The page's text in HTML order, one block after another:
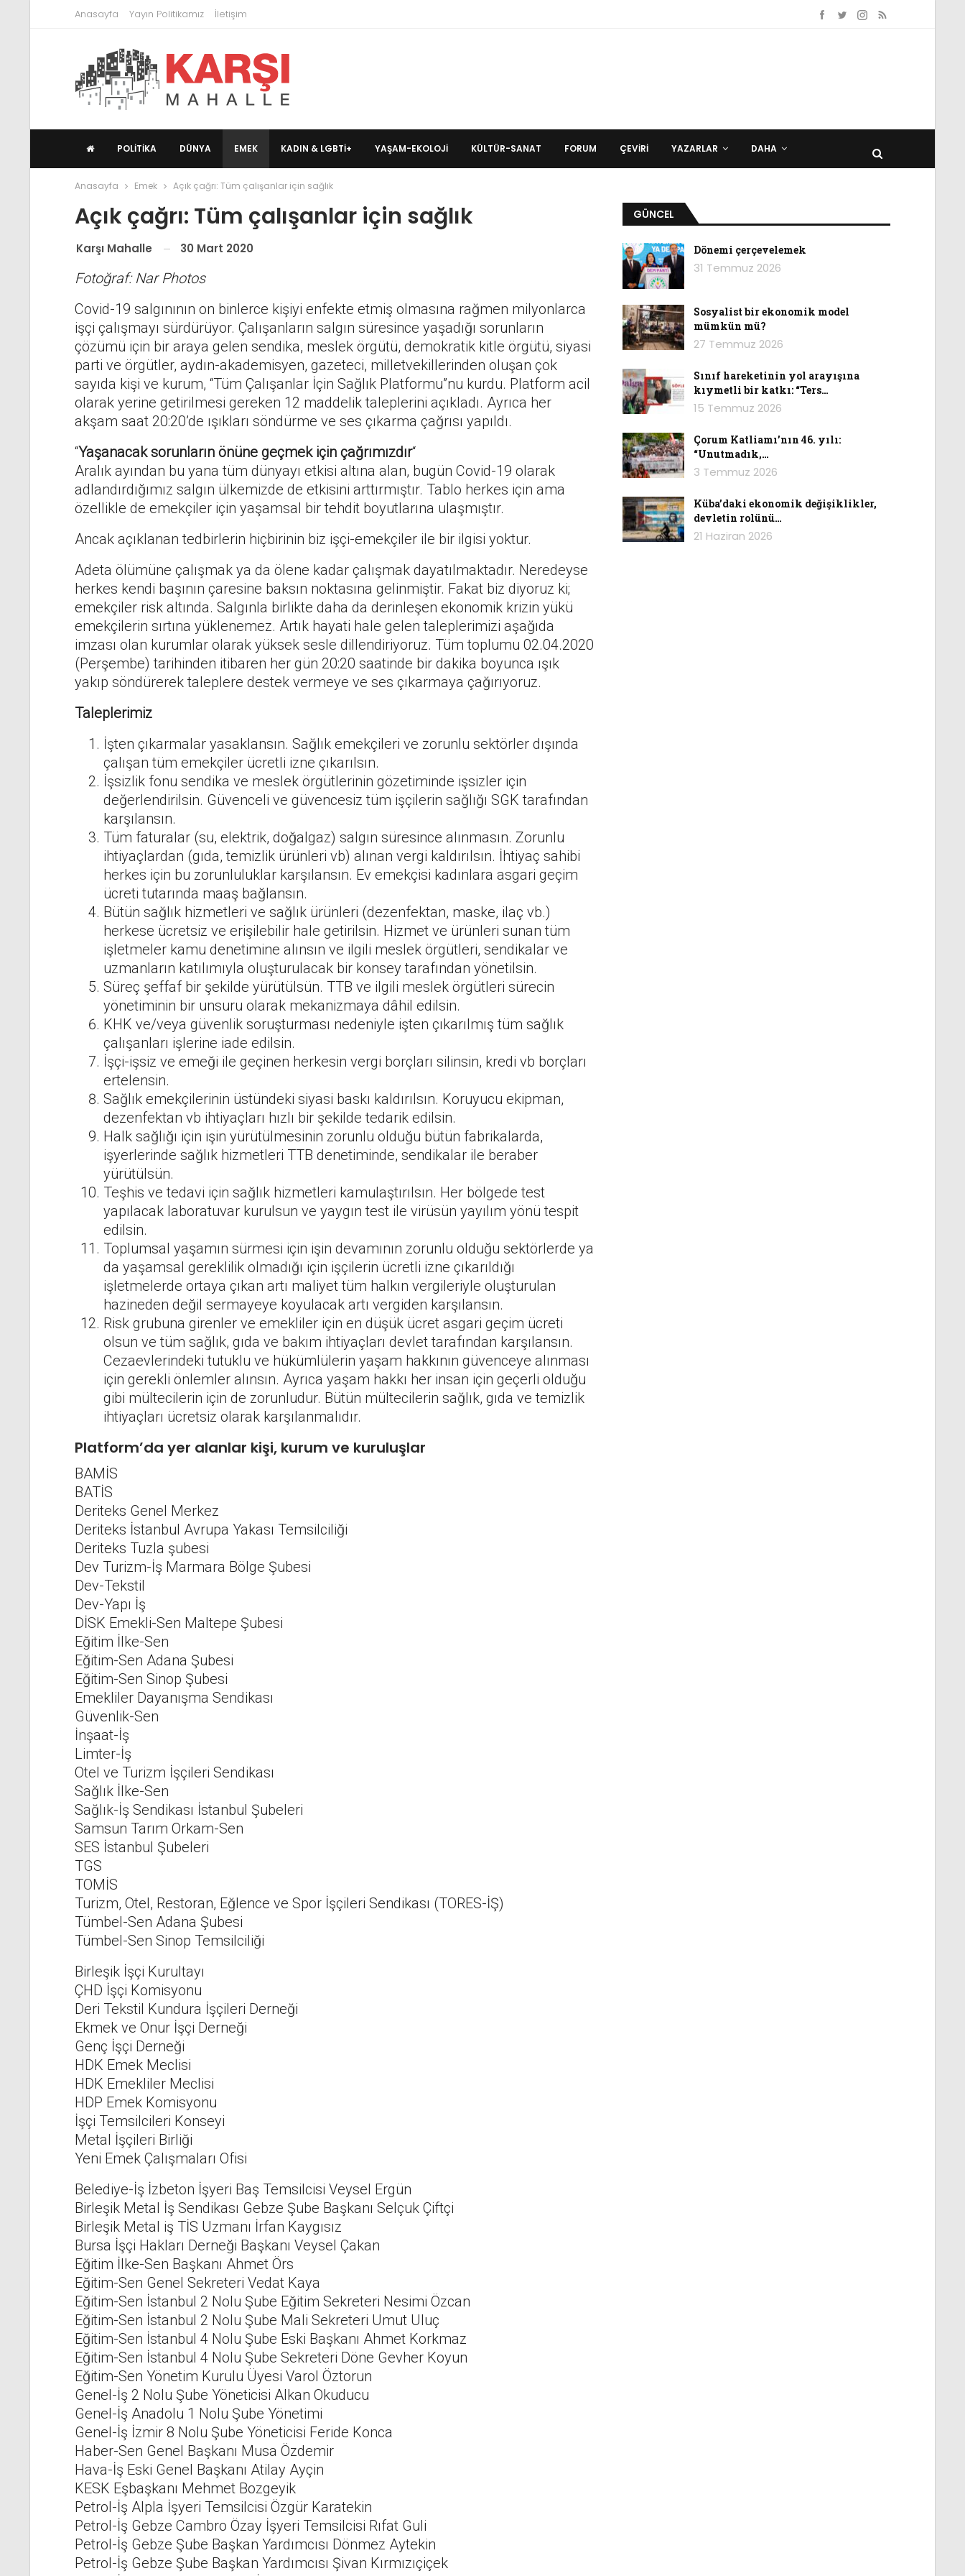
Anasayfa Yayın Politikamız İletişim
POLITIKA DÜNYA EMEK KADIN & LGBTİ+ YAŞAM-EKOLOJI KÜLTÜR-SANAT FORUM ÇEVIRI YAZARLAR DAHA
Anasayfa Emek Açık çağrı: Tüm çalışanlar için sağlık
Açık çağrı: Tüm çalışanlar için sağlık
Karşı Mahalle 30 Mart 2020
Fotoğraf: Nar Photos
Covid-19 salgınının on binlerce kişiyi enfekte etmiş olmasına rağmen milyonlarca
işçi çalışmayı sürdürüyor. Çalışanların salgın süresince yaşadığı sorunların
çözümü için bir araya gelen sendika, meslek örgütü, demokratik kitle örgütü, siyasi
parti ve örgütler, aydın-akademisyen, gazeteci, milletvekillerinden oluşan çok
sayıda kişi ve kurum, “Tüm Çalışanlar İçin Sağlık Platformu”nu kurdu. Platform acil
olarak yerine getirilmesi gereken 12 maddelik taleplerini açıkladı. Ayrıca her
akşam saat 20:20’de ışıkları söndürme ve ses çıkarma çağrısı yapıldı.
“Yaşanacak sorunların önüne geçmek için çağrımızdır“
Aralık ayından bu yana tüm dünyayı etkisi altına alan, bugün Covid-19 olarak
adlandırdığımız salgın ülkemizde de etkisini arttırmıştır. Tablo herkes için ama
özellikle de emekçiler için yaşamsal bir tehdit boyutlarına ulaşmıştır.
Ancak açıklanan tedbirlerin hiçbirinin biz işçi-emekçiler ile bir ilgisi yoktur.
Adeta ölümüne çalışmak ya da ölene kadar çalışmak dayatılmaktadır. Neredeyse
herkes kendi başının çaresine baksın noktasına gelinmiştir. Fakat biz diyoruz ki;
emekçiler risk altında. Salgınla birlikte daha da derinleşen ekonomik krizin yükü
emekçilerin sırtına yüklenemez. Artık hayati hale gelen taleplerimizi aşağıda
imzası olan kurumlar olarak yüksek sesle dillendiriyoruz. Tüm toplumu 02.04.2020
(Perşembe) tarihinden itibaren her gün 20:20 saatinde bir dakika boyunca ışık
yakıp söndürerek taleplere destek vermeye ve ses çıkarmaya çağırıyoruz.
Taleplerimiz
İşten çıkarmalar yasaklansın. Sağlık emekçileri ve zorunlu sektörler dışında
çalışan tüm emekçiler ücretli izne çıkarılsın.
İşsizlik fonu sendika ve meslek örgütlerinin gözetiminde işsizler için
değerlendirilsin. Güvenceli ve güvencesiz tüm işçilerin sağlığı SGK tarafından
karşılansın.
Tüm faturalar (su, elektrik, doğalgaz) salgın süresince alınmasın. Zorunlu
ihtiyaçlardan (gıda, temizlik ürünleri vb) alınan vergi kaldırılsın. İhtiyaç sahibi
herkes için bu zorunluluklar karşılansın. Ev emekçisi kadınlara asgari geçim
ücreti tutarında maaş bağlansın.
Bütün sağlık hizmetleri ve sağlık ürünleri (dezenfektan, maske, ilaç vb.)
herkese ücretsiz ve erişilebilir hale getirilsin. Hizmet ve ürünleri sunan tüm
işletmeler kamu denetimine alınsın ve ilgili meslek örgütleri, sendikalar ve
uzmanların katılımıyla oluşturulacak bir konsey tarafından yönetilsin.
Süreç şeffaf bir şekilde yürütülsün. TTB ve ilgili meslek örgütleri sürecin
yönetiminin bir unsuru olarak mekanizmaya dâhil edilsin.
KHK ve/veya güvenlik soruşturması nedeniyle işten çıkarılmış tüm sağlık
çalışanları işlerine iade edilsin.
İşçi-işsiz ve emeği ile geçinen herkesin vergi borçları silinsin, kredi vb borçları
ertelensin.
Sağlık emekçilerinin üstündeki siyasi baskı kaldırılsın. Koruyucu ekipman,
dezenfektan vb ihtiyaçları hızlı bir şekilde tedarik edilsin.
Halk sağlığı için işin yürütülmesinin zorunlu olduğu bütün fabrikalarda,
işyerlerinde sağlık hizmetleri TTB denetiminde, sendikalar ile beraber
yürütülsün.
Teşhis ve tedavi için sağlık hizmetleri kamulaştırılsın. Her bölgede test
yapılacak laboratuvar kurulsun ve yaygın test ile virüsün yayılım yönü tespit
edilsin.
Toplumsal yaşamın sürmesi için işin devamının zorunlu olduğu sektörlerde ya
da yaşamsal gereklilik olmadığı için işçilerin ücretli izne çıkarıldığı
işletmelerde ortaya çıkan artı maliyet tüm halkın vergileriyle oluşturulan
hazineden değil sermayeye koyulacak artı vergiden karşılansın.
Risk grubuna girenler ve emekliler için en düşük ücret asgari geçim ücreti
olsun ve tüm sağlık, gıda ve bakım ihtiyaçları devlet tarafından karşılansın.
Cezaevlerindeki tutuklu ve hükümlülerin yaşam hakkının güvenceye alınması
için gerekli önlemler alınsın. Ayrıca yaşam hakkı her insan için geçerli olduğu
gibi mültecilerin için de zorunludur. Bütün mültecilerin sağlık, gıda ve temizlik
ihtiyaçları ücretsiz olarak karşılanmalıdır.
Platform’da yer alanlar kişi, kurum ve kuruluşlar
BAMİS
BATİS
Deriteks Genel Merkez
Deriteks İstanbul Avrupa Yakası Temsilciliği
Deriteks Tuzla şubesi
Dev Turizm-İş Marmara Bölge Şubesi
Dev-Tekstil
Dev-Yapı İş
DİSK Emekli-Sen Maltepe Şubesi
Eğitim İlke-Sen
Eğitim-Sen Adana Şubesi
Eğitim-Sen Sinop Şubesi
Emekliler Dayanışma Sendikası
Güvenlik-Sen
İnşaat-İş
Limter-İş
Otel ve Turizm İşçileri Sendikası
Sağlık İlke-Sen
Sağlık-İş Sendikası İstanbul Şubeleri
Samsun Tarım Orkam-Sen
SES İstanbul Şubeleri
TGS
TOMİS
Turizm, Otel, Restoran, Eğlence ve Spor İşçileri Sendikası (TORES-İŞ)
Tümbel-Sen Adana Şubesi
Tümbel-Sen Sinop Temsilciliği
Birleşik İşçi Kurultayı
ÇHD İşçi Komisyonu
Deri Tekstil Kundura İşçileri Derneği
Ekmek ve Onur İşçi Derneği
Genç İşçi Derneği
HDK Emek Meclisi
HDK Emekliler Meclisi
HDP Emek Komisyonu
İşçi Temsilcileri Konseyi
Metal İşçileri Birliği
Yeni Emek Çalışmaları Ofisi
Belediye-İş İzbeton İşyeri Baş Temsilcisi Veysel Ergün
Birleşik Metal İş Sendikası Gebze Şube Başkanı Selçuk Çiftçi
Birleşik Metal iş TİS Uzmanı İrfan Kaygısız
Bursa İşçi Hakları Derneği Başkanı Veysel Çakan
Eğitim İlke-Sen Başkanı Ahmet Örs
Eğitim-Sen Genel Sekreteri Vedat Kaya
Eğitim-Sen İstanbul 2 Nolu Şube Eğitim Sekreteri Nesimi Özcan
Eğitim-Sen İstanbul 2 Nolu Şube Mali Sekreteri Umut Uluç
Eğitim-Sen İstanbul 4 Nolu Şube Eski Başkanı Ahmet Korkmaz
Eğitim-Sen İstanbul 4 Nolu Şube Sekreteri Döne Gevher Koyun
Eğitim-Sen Yönetim Kurulu Üyesi Varol Öztorun
Genel-İş 2 Nolu Şube Yöneticisi Alkan Okuducu
Genel-İş Anadolu 1 Nolu Şube Yönetimi
Genel-İş İzmir 8 Nolu Şube Yöneticisi Feride Konca
Haber-Sen Genel Başkanı Musa Özdemir
Hava-İş Eski Genel Başkanı Atilay Ayçin
KESK Eşbaşkanı Mehmet Bozgeyik
Petrol-İş Alpla İşyeri Temsilcisi Özgür Karatekin
Petrol-İş Gebze Cambro Özay İşyeri Temsilcisi Rıfat Guli
Petrol-İş Gebze Şube Başkan Yardımcısı Dönmez Aytekin
Petrol-İş Gebze Şube Başkan Yardımcısı Şivan Kırmızıçiçek
GÜNCEL
Dönemi çerçevelemek
31 Temmuz 2026
Sosyalist bir ekonomik model
mümkün mü?
27 Temmuz 2026
Sınıf hareketinin yol arayışına
kıymetli bir katkı: “Ters…
15 Temmuz 2026
Çorum Katliamı’nın 46. yılı:
“Unutmadık,…
3 Temmuz 2026
Küba’daki ekonomik değişiklikler,
devletin rolünü…
21 Haziran 2026